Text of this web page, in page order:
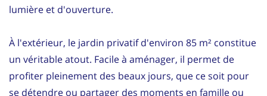
lumière et d'ouverture.
À l'extérieur, le jardin privatif d'environ 85 m² constitue
un véritable atout. Facile à aménager, il permet de
profiter pleinement des beaux jours, que ce soit pour
se détendre ou partager des moments en famille ou